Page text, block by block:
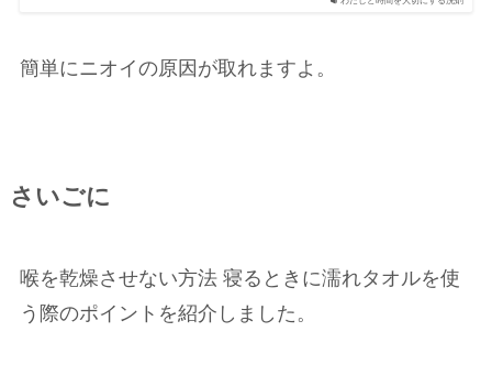
簡単にニオイの原因が取れますよ。
さいごに
喉を乾燥させない方法 寝るときに濡れタオルを使
う際のポイントを紹介しました。